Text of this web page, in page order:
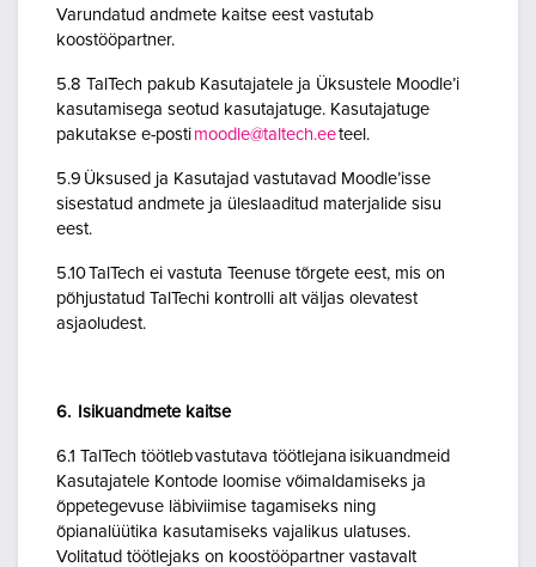
Varundatud andmete kaitse eest vastutab
koostööpartner.
5.8 TalTech pakub Kasutajatele ja Üksustele Moodle’i
kasutamisega seotud kasutajatuge. Kasutajatuge
pakutakse e-posti moodle@taltech.eeteel.
5.9 Üksused ja Kasutajad vastutavad Moodle’isse
sisestatud andmete ja üleslaaditud materjalide sisu
eest.
5.10 TalTech ei vastuta Teenuse tõrgete eest, mis on
põhjustatud TalTechi kontrolli alt väljas olevatest
asjaoludest.
6. Isikuandmete kaitse
6.1 TalTech töötleb vastutava töötlejana isikuandmeid
Kasutajatele Kontode loomise võimaldamiseks ja
õppetegevuse läbiviimise tagamiseks ning
õpianalüütika kasutamiseks vajalikus ulatuses.
Volitatud töötlejaks on koostööpartner vastavalt